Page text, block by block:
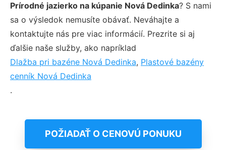
Prírodné jazierko na kúpanie Nová Dedinka? S nami
sa o výsledok nemusíte obávať. Neváhajte a
kontaktujte nás pre viac informácií. Prezrite si aj
ďalšie naše služby, ako napríklad
Dlažba pri bazéne Nová Dedinka, Plastové bazény
cenník Nová Dedinka
.
POŽIADAŤ O CENOVÚ PONUKU